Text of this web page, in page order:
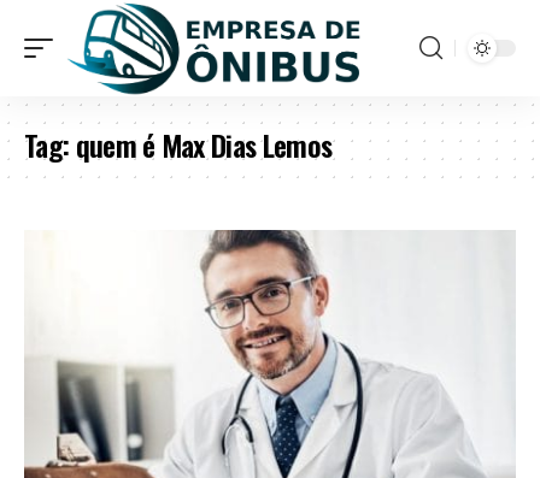
Tag:quem é Max Dias Lemos